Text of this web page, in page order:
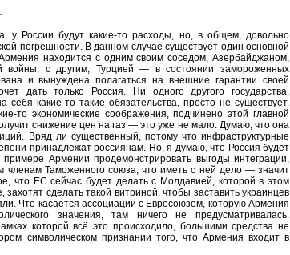
у России будут какие-то расходы, но, в общем, довольно
погрешности. В данном случае существует один основной
находится с одним своим соседом, Азербайджаном,
войны, с другим, Турцией — в состоянии замороженных
и вынуждена полагаться на внешние гарантии своей
дать только Россия. Ни одного другого государства,
себя какие-то такие обязательства, просто не существует.
то экономические соображения, подчинено этой главной
снижение цен на газ — это уже не мало. Думаю, что она
Вряд ли существенный, потому что инфраструктурные
принадлежат россиянам. Но, я думаю, что Россия будет
Армении продемонстрировать выгоды интеграции,
членам Таможенного союза, что иметь с ней дело — значит
что ЕС сейчас будет делать с Молдавией, которой в этом
сделать такой витриной, чтобы заставить украинцев
Что касается ассоциации с Евросоюзом, которую Армения
значения, там ничего не предусматривалась.
которой всё это происходило, большими средства не
символическом признании того, что Армения входит в